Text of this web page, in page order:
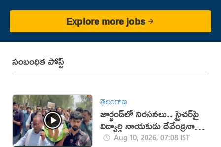
Explore more jobs
సంబంధిత పోస్ట్
తెలంగాణ
జార్ఖండ్‌లో నిరసనలు.. స్ట్రెచర్‌పై
విద్యార్థి నాయకుడు దేవేంద్రనాథ్
(వీడియో)
Aug 10, 2026, 07:08 IST